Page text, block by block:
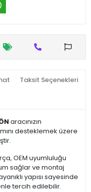
Taksit Seçenekleri
aracınızın
desteklemek üzere
OEM uyumluluğu
sağlar ve montaj
yapısı sayesinde
tercih edilebilir.